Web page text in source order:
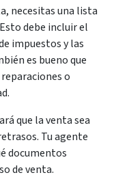
necesitas una lista
debe incluir el
impuestos y las
es bueno que
o
que la venta sea
Tu agente
documentos
de venta.